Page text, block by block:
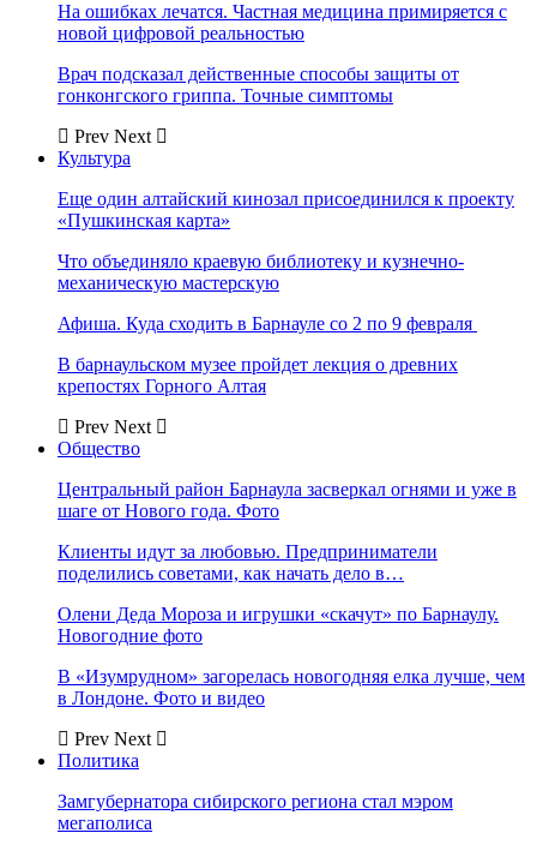
На ошибках лечатся. Частная медицина примиряется с
новой цифровой реальностью
Врач подсказал действенные способы защиты от
гонконгского гриппа. Точные симптомы
Prev Next
Культура
Еще один алтайский кинозал присоединился к проекту
«Пушкинская карта»
Что объединяло краевую библиотеку и кузнечно-
механическую мастерскую
Афиша. Куда сходить в Барнауле со 2 по 9 февраля
В барнаульском музее пройдет лекция о древних
крепостях Горного Алтая
Prev Next
Общество
Центральный район Барнаула засверкал огнями и уже в
шаге от Нового года. Фото
Клиенты идут за любовью. Предприниматели
поделились советами, как начать дело в…
Олени Деда Мороза и игрушки «скачут» по Барнаулу.
Новогодние фото
В «Изумрудном» загорелась новогодняя елка лучше, чем
в Лондоне. Фото и видео
Prev Next
Политика
Замгубернатора сибирского региона стал мэром
мегаполиса